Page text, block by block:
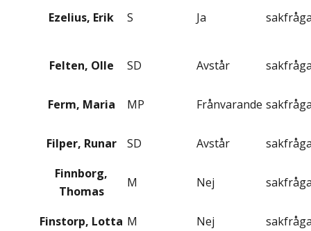
Ezelius, Erik S Ja
Felten, Olle SD Avstår
Ferm, Maria MP Frånvarande
Filper, Runar SD Avstår
Finnborg,
Thomas
M Nej
Finstorp, Lotta M Nej